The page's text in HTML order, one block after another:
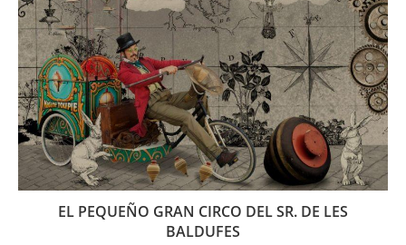
EL PEQUEÑO GRAN CIRCO DEL SR. DE LES
BALDUFES